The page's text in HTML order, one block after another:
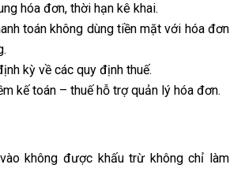
hóa đơn, thời hạn kê khai.
toán không dùng tiền mặt với hóa đơn
kỳ về các quy định thuế.
kế toán – thuế hỗ trợ quản lý hóa đơn.
không được khấu trừ không chỉ làm